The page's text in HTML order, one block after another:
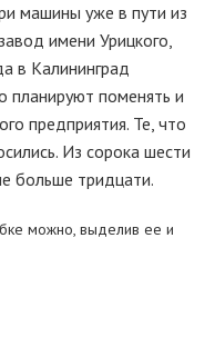
машины уже в пути из
имени Урицкого,
в Калининград
планируют поменять и
предприятия. Те, что
Из сорока шести
больше тридцати.
можно, выделив ее и